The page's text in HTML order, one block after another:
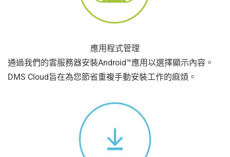
應用程式管理
通過我們的雲服務器安裝Android™應用以選擇顯示內容。
DMS Cloud旨在為您節省重複手動安裝工作的麻煩。